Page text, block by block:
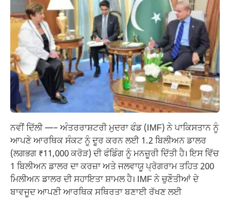
ਨਵੀਂ ਦਿੱਲੀ —– ਅੰਤਰਰਾਸ਼ਟਰੀ ਮੁਦਰਾ ਫੰਡ (IMF) ਨੇ ਪਾਕਿਸਤਾਨ ਨੂੰ
ਆਪਣੇ ਆਰਥਿਕ ਸੰਕਟ ਨੂੰ ਦੂਰ ਕਰਨ ਲਈ 1.2 ਬਿਲੀਅਨ ਡਾਲਰ
(ਲਗਭਗ ₹11,000 ਕਰੋੜ) ਦੀ ਫੰਡਿੰਗ ਨੂੰ ਮਨਜ਼ੂਰੀ ਦਿੱਤੀ ਹੈ। ਇਸ ਵਿੱਚ
1 ਬਿਲੀਅਨ ਡਾਲਰ ਦਾ ਕਰਜ਼ਾ ਅਤੇ ਜਲਵਾਯੂ ਪ੍ਰੋਗਰਾਮ ਤਹਿਤ 200
ਮਿਲੀਅਨ ਡਾਲਰ ਦੀ ਸਹਾਇਤਾ ਸ਼ਾਮਲ ਹੈ। IMF ਨੇ ਚੁਣੌਤੀਆਂ ਦੇ
ਬਾਵਜੂਦ ਆਪਣੀ ਆਰਥਿਕ ਸਥਿਰਤਾ ਬਣਾਈ ਰੱਖਣ ਲਈ